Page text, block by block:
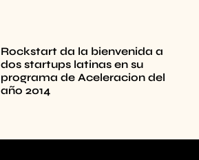
Rockstart da la bienvenida a
dos startups latinas en su
programa de Aceleracion del
año 2014